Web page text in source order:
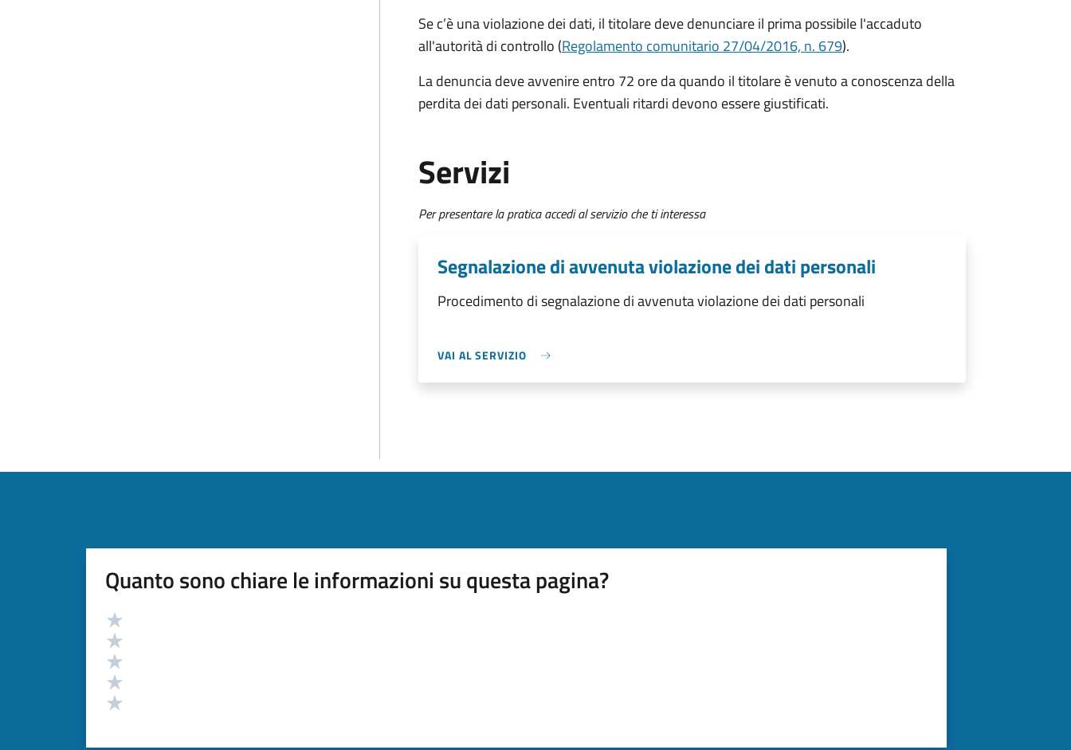
Se c’è una violazione dei dati, il titolare deve denunciare il prima possibile l'accaduto
all'autorità di controllo (Regolamento comunitario 27/04/2016, n. 679).
La denuncia deve avvenire entro 72 ore da quando il titolare è venuto a conoscenza della
perdita dei dati personali. Eventuali ritardi devono essere giustificati.
Servizi
Per presentare la pratica accedi al servizio che ti interessa
Segnalazione di avvenuta violazione dei dati personali
Procedimento di segnalazione di avvenuta violazione dei dati personali
VAI AL SERVIZIO
Quanto sono chiare le informazioni su questa pagina?
Valutazione